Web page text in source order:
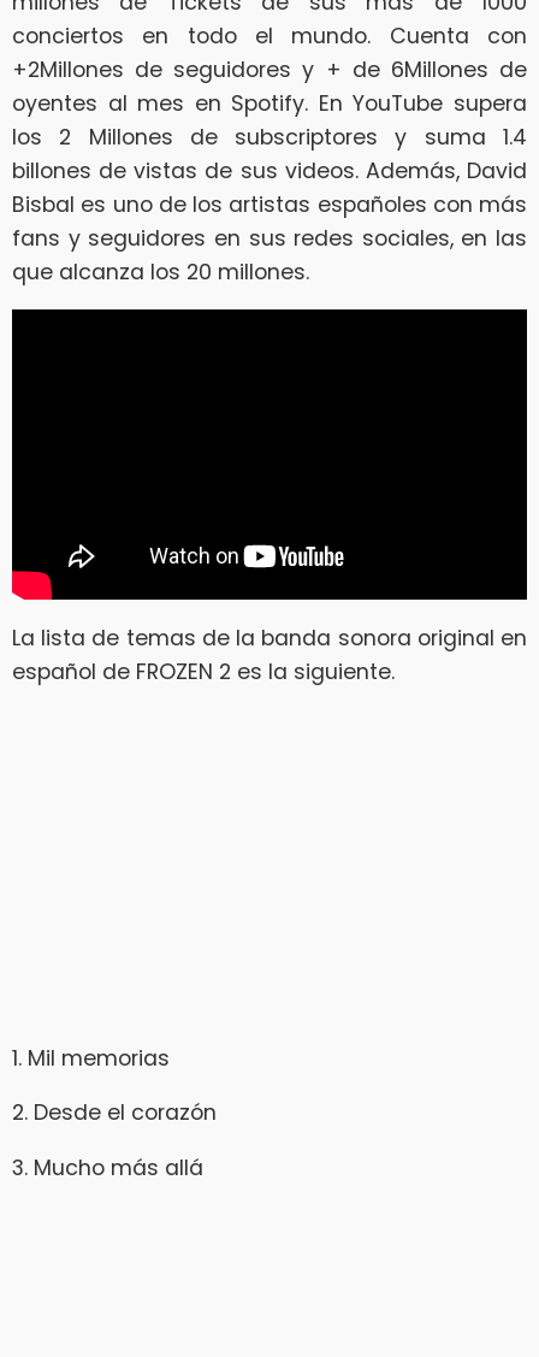
conciertos en todo el mundo. Cuenta con
+2Millones de seguidores y + de 6Millones de
oyentes al mes en Spotify. En YouTube supera
los 2 Millones de subscriptores y suma 1.4
billones de vistas de sus videos. Además, David
Bisbal es uno de los artistas españoles con más
fans y seguidores en sus redes sociales, en las
que alcanza los 20 millones.
La lista de temas de la banda sonora original en
español de FROZEN 2 es la siguiente.
1. Mil memorias
2. Desde el corazón
3. Mucho más allá